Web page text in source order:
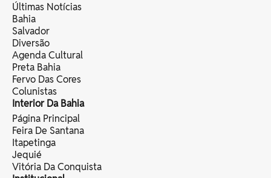
Últimas Notícias
Bahia
Salvador
Diversão
Agenda Cultural
Preta Bahia
Fervo Das Cores
Colunistas
Interior Da Bahia
Página Principal
Feira De Santana
Itapetinga
Jequié
Vitória Da Conquista